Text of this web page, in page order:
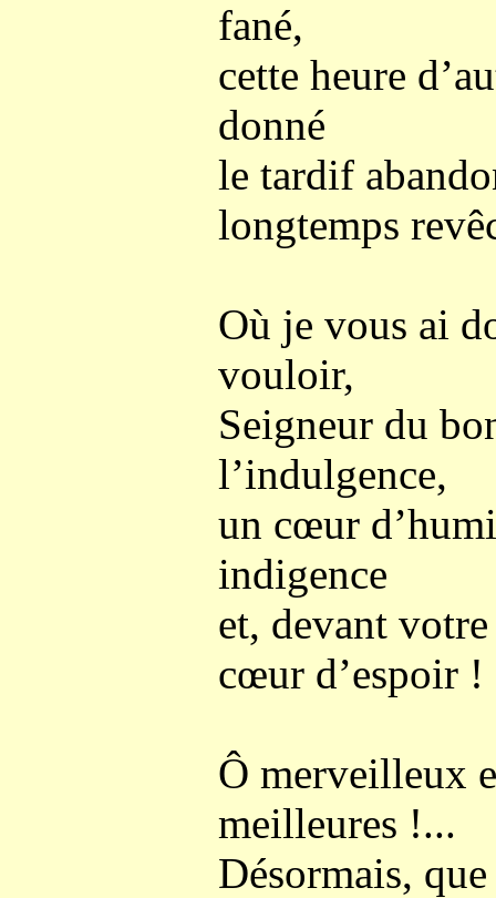
fané,
cette heure
donné
le tardif
longtemps
Où je vous ai
vouloir,
Seigneur du
l’indulgence,
un cœur
indigence
et, devant
cœur d’espoir !
Ô merveilleux
meilleures !...
Désormais,